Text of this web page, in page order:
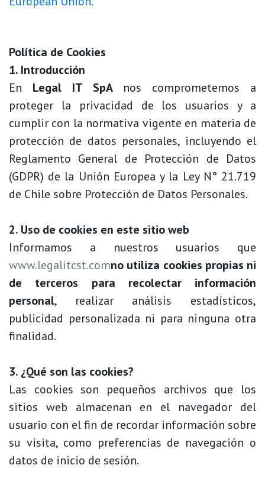
Política de Cookies
1. Introducción
En Legal IT SpAnos comprometemos a
proteger la privacidad de los usuarios y a
cumplir con la normativa vigente en materia de
protección de datos personales, incluyendo el
Reglamento General de Protección de Datos
(GDPR) de la Unión Europea y la Ley N° 21.719
de Chile sobre Protección de Datos Personales.
2. Uso de cookies en este sitio web
Informamos a nuestros usuarios que
www.legalitcst.comno utiliza cookies propias ni
de terceros para recolectar información
personal, realizar análisis estadísticos,
publicidad personalizada ni para ninguna otra
finalidad.
3. ¿Qué son las cookies?
Las cookies son pequeños archivos que los
sitios web almacenan en el navegador del
usuario con el fin de recordar información sobre
su visita, como preferencias de navegación o
datos de inicio de sesión.